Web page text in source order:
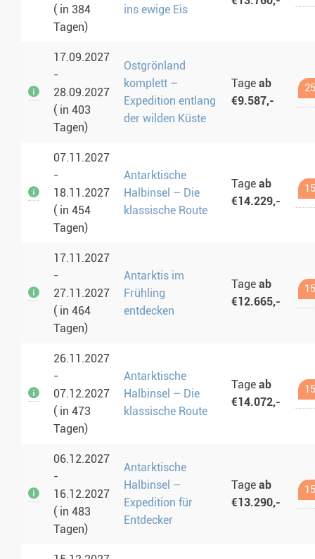
( in 384
Tagen)
ins ewige Eis
17.09.2027
-
28.09.2027
( in 403
Tagen)
Ostgrönland
komplett –
Expedition entlang
der wilden Küste
Tage ab
€9.587,-
07.11.2027
-
18.11.2027
( in 454
Tagen)
Antarktische
Halbinsel – Die
klassische Route
Tage ab
€14.229,-
17.11.2027
-
27.11.2027
( in 464
Tagen)
Antarktis im
Frühling
entdecken
Tage ab
€12.665,-
26.11.2027
-
07.12.2027
( in 473
Tagen)
Antarktische
Halbinsel – Die
klassische Route
Tage ab
€14.072,-
06.12.2027
-
16.12.2027
( in 483
Tagen)
Antarktische
Halbinsel –
Expedition für
Entdecker
Tage ab
€13.290,-